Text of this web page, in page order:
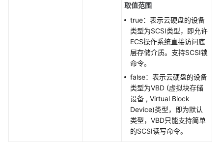
取值范围
true：表示云硬盘的设备
类型为SCSI类型，即允许
ECS操作系统直接访问底
层存储介质。支持SCSI锁
命令。
false：表示云硬盘的设备
类型为VBD (虚拟块存储
设备 , Virtual Block
Device)类型，即为默认
类型，VBD只能支持简单
的SCSI读写命令。